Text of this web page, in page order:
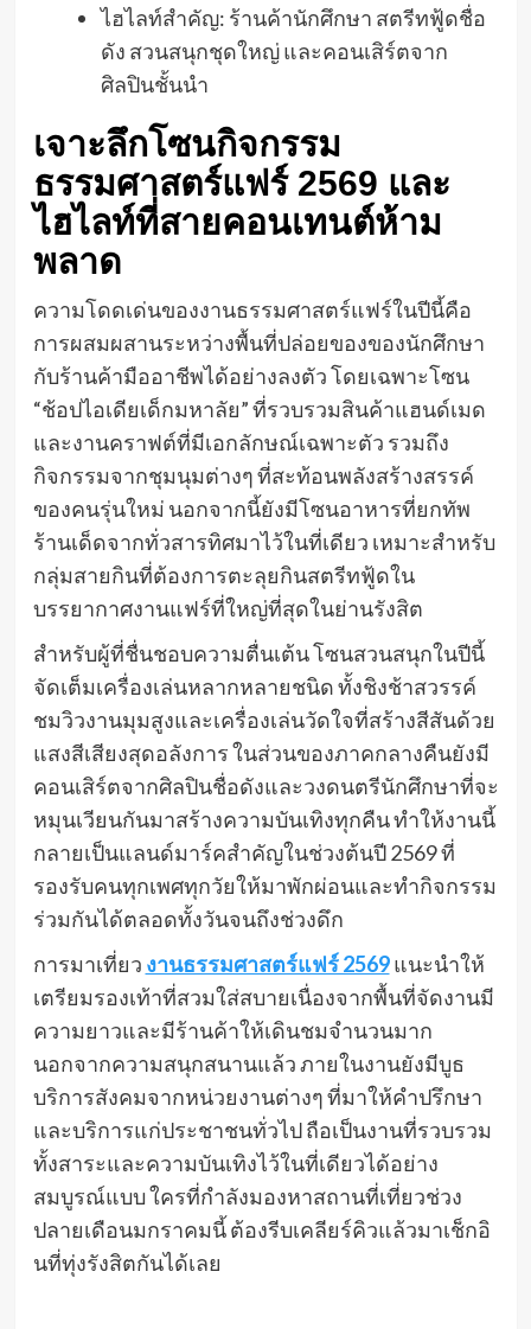
ไฮไลท์สำคัญ: ร้านค้านักศึกษา สตรีทฟู้ดชื่อ
ดัง สวนสนุกชุดใหญ่ และคอนเสิร์ตจาก
ศิลปินชั้นนำ
เจาะลึกโซนกิจกรรม
ธรรมศาสตร์แฟร์ 2569 และ
ไฮไลท์ที่สายคอนเทนต์ห้าม
พลาด
ความโดดเด่นของงานธรรมศาสตร์แฟร์ในปีนี้คือ
การผสมผสานระหว่างพื้นที่ปล่อยของของนักศึกษา
กับร้านค้ามืออาชีพได้อย่างลงตัว โดยเฉพาะโซน
“ช้อปไอเดียเด็กมหาลัย” ที่รวบรวมสินค้าแฮนด์เมด
และงานคราฟต์ที่มีเอกลักษณ์เฉพาะตัว รวมถึง
กิจกรรมจากชุมนุมต่างๆ ที่สะท้อนพลังสร้างสรรค์
ของคนรุ่นใหม่ นอกจากนี้ยังมีโซนอาหารที่ยกทัพ
ร้านเด็ดจากทั่วสารทิศมาไว้ในที่เดียว เหมาะสำหรับ
กลุ่มสายกินที่ต้องการตะลุยกินสตรีทฟู้ดใน
บรรยากาศงานแฟร์ที่ใหญ่ที่สุดในย่านรังสิต
สำหรับผู้ที่ชื่นชอบความตื่นเต้น โซนสวนสนุกในปีนี้
จัดเต็มเครื่องเล่นหลากหลายชนิด ทั้งชิงช้าสวรรค์
ชมวิวงานมุมสูงและเครื่องเล่นวัดใจที่สร้างสีสันด้วย
แสงสีเสียงสุดอลังการ ในส่วนของภาคกลางคืนยังมี
คอนเสิร์ตจากศิลปินชื่อดังและวงดนตรีนักศึกษาที่จะ
หมุนเวียนกันมาสร้างความบันเทิงทุกคืน ทำให้งานนี้
กลายเป็นแลนด์มาร์คสำคัญในช่วงต้นปี 2569 ที่
รองรับคนทุกเพศทุกวัยให้มาพักผ่อนและทำกิจกรรม
ร่วมกันได้ตลอดทั้งวันจนถึงช่วงดึก
การมาเที่ยว งานธรรมศาสตร์แฟร์ 2569 แนะนำให้
เตรียมรองเท้าที่สวมใส่สบายเนื่องจากพื้นที่จัดงานมี
ความยาวและมีร้านค้าให้เดินชมจำนวนมาก
นอกจากความสนุกสนานแล้ว ภายในงานยังมีบูธ
บริการสังคมจากหน่วยงานต่างๆ ที่มาให้คำปรึกษา
และบริการแก่ประชาชนทั่วไป ถือเป็นงานที่รวบรวม
ทั้งสาระและความบันเทิงไว้ในที่เดียวได้อย่าง
สมบูรณ์แบบ ใครที่กำลังมองหาสถานที่เที่ยวช่วง
ปลายเดือนมกราคมนี้ ต้องรีบเคลียร์คิวแล้วมาเช็กอิ
นที่ทุ่งรังสิตกันได้เลย